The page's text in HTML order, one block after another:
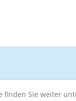
finden Sie weiter